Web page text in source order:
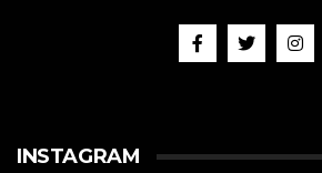
INSTAGRAM